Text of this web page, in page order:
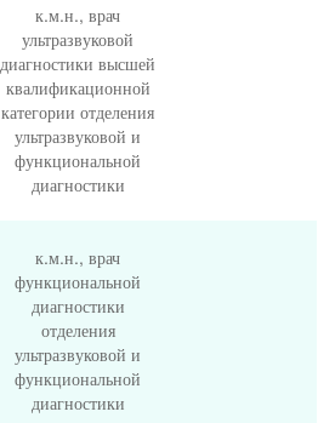
к.м.н., врач
ультразвуковой
диагностики высшей
квалификационной
категории отделения
ультразвуковой и
функциональной
диагностики
к.м.н., врач
функциональной
диагностики
отделения
ультразвуковой и
функциональной
диагностики